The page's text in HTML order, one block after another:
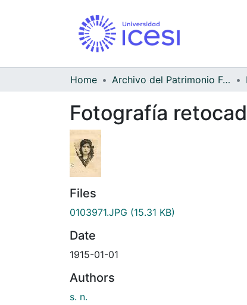
Home Archivo del Patrimonio Fotográfico y Fílmico del Valle del Cauca
Fotografía
Files
0103971.JPG (15.31 KB)
Date
1915-01-01
Authors
s. n.